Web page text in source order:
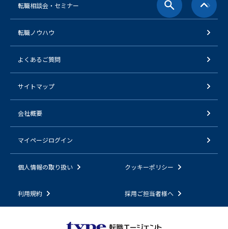
転職相談会・セミナー
転職ノウハウ
よくあるご質問
サイトマップ
会社概要
マイページログイン
個人情報の取り扱い クッキーポリシー
利用規約 採用ご担当者様へ